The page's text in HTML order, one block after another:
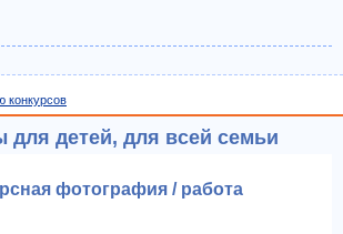
конкурсов
для детей, для всей семьи
фотография / работа